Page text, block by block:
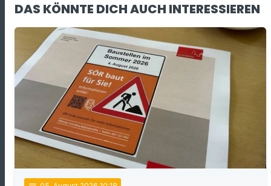
DAS KÖNNTE DICH AUCH INTERESSIEREN